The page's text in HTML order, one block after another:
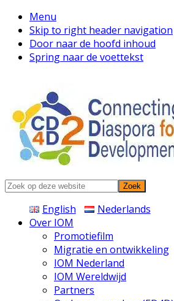
Menu
Skip to right header navigation
Door naar de hoofd inhoud
Spring naar de voettekst
Connecting
Zoek
website
English
Nederlands
Over IOM
Promotiefilm
Migratie en ontwikkeling
IOM Nederland
IOM Wereldwijd
Partners